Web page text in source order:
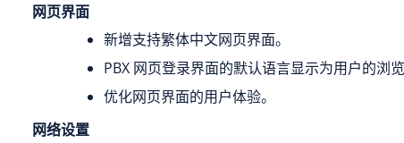
网页界面
新增支持繁体中文网页界面。
PBX 网页登录界面的默认语言显示为用户的浏
优化网页界面的用户体验。
网络设置